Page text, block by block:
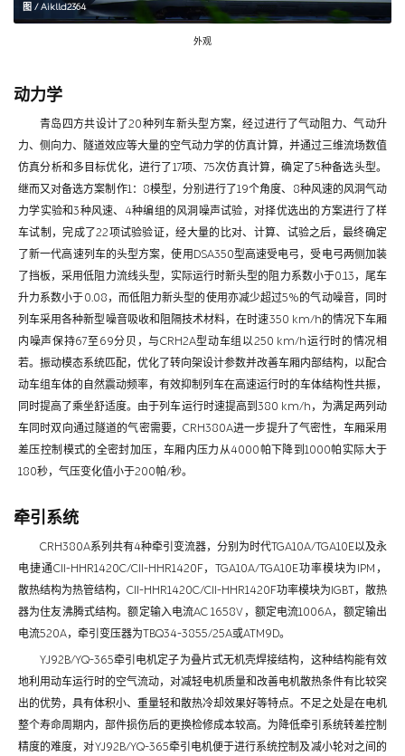
图 / Aiklld2364
外观
动力学
青岛四方共设计了20种列车新头型方案，经过进行了气动阻力、气动升
力、侧向力、隧道效应等大量的空气动力学的仿真计算，并通过三维流场数值
仿真分析和多目标优化，进行了17项、75次仿真计算，确定了5种备选头型。
继而又对备选方案制作1：8模型，分别进行了19个角度、8种风速的风洞气动
力学实验和3种风速、4种编组的风洞噪声试验，对择优选出的方案进行了样
车试制，完成了22项试验验证，经大量的比对、计算、试验之后，最终确定
了新一代高速列车的头型方案，使用DSA350型高速受电弓，受电弓两侧加装
了挡板，采用低阻力流线头型，实际运行时新头型的阻力系数小于0.13，尾车
升力系数小于0.08，而低阻力新头型的使用亦减少超过5%的气动噪音，同时
列车采用各种新型噪音吸收和阻隔技术材料，在时速350 km/h的情况下车厢
内噪声保持67至69分贝，与CRH2A型动车组以250 km/h运行时的情况相
若。振动模态系统匹配，优化了转向架设计参数并改善车厢内部结构，以配合
动车组车体的自然震动频率，有效抑制列车在高速运行时的车体结构性共振，
同时提高了乘坐舒适度。由于列车运行时速提高到380 km/h，为满足两列动
车同时双向通过隧道的气密需要，CRH380A进一步提升了气密性，车厢采用
差压控制模式的全密封加压，车厢内压力从4000帕下降到1000帕实际大于
180秒，气压变化值小于200帕/秒。
牵引系统
CRH380A系列共有4种牵引变流器，分别为时代TGA10A/TGA10E以及永
电捷通CII-HHR1420C/CII-HHR1420F，TGA10A/TGA10E功率模块为IPM，
散热结构为热管结构，CII-HHR1420C/CII-HHR1420F功率模块为IGBT，散热
器为住友沸腾式结构。额定输入电流AC 1658V，额定电流1006A，额定输出
电流520A，牵引变压器为TBQ34-3855/25A或ATM9D。
YJ92B/YQ-365牵引电机定子为叠片式无机壳焊接结构，这种结构能有效
地利用动车运行时的空气流动，对减轻电机质量和改善电机散热条件有比较突
出的优势，具有体积小、重量轻和散热冷却效果好等特点。不足之处是在电机
整个寿命周期内，部件损伤后的更换检修成本较高。为降低牵引系统转差控制
精度的难度，对YJ92B/YQ-365牵引电机便于进行系统控制及减小轮对之间的